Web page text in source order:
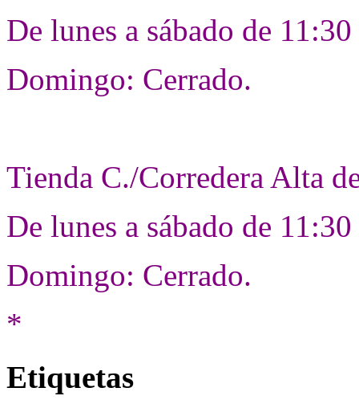
De lunes a sábado de
Domingo: Cerrado.
Tienda C./Corredera Alta
De lunes a sábado de
Domingo: Cerrado.
*
Etiquetas